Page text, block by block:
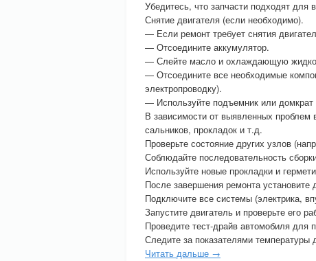
Убедитесь, что запчасти подходят
Снятие двигателя (если необходимо).
— Если ремонт требует снятия
— Отсоедините аккумулятор.
— Слейте масло и охлаждающую
— Отсоедините все необходимые
электропроводку).
— Используйте подъемник или домкрат
В зависимости от выявленных
сальников, прокладок и т.д.
Проверьте состояние других узлов
Соблюдайте последовательность
Используйте новые прокладки и
После завершения ремонта установите
Подключите все системы (электрика,
Запустите двигатель и проверьте его
Проведите тест-драйв автомобиля для
Следите за показателями температуры
Читать дальше →